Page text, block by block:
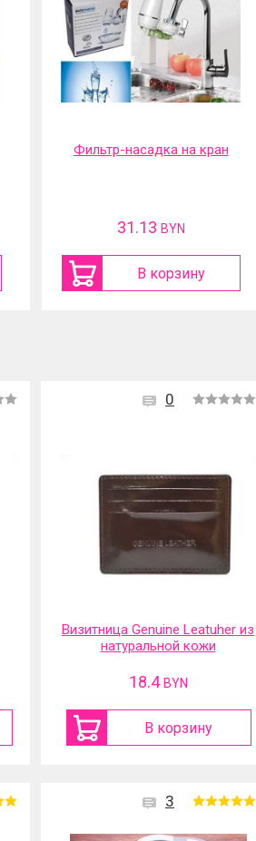
Фильтр-насадка на кран
31.13 BYN
В корзину
0
Визитница Genuine Leatuher из
натуральной кожи
18.4 BYN
В корзину
3